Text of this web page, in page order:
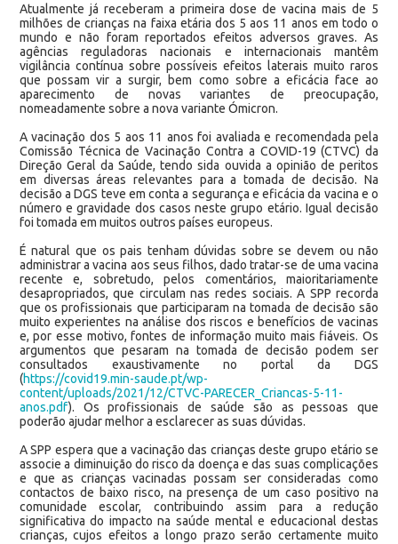
Atualmente já receberam a primeira dose de vacina mais de 5
milhões de crianças na faixa etária dos 5 aos 11 anos em todo o
mundo e não foram reportados efeitos adversos graves. As
agências reguladoras nacionais e internacionais mantêm
vigilância contínua sobre possíveis efeitos laterais muito raros
que possam vir a surgir, bem como sobre a eficácia face ao
aparecimento de novas variantes de preocupação,
nomeadamente sobre a nova variante Ómicron.
A vacinação dos 5 aos 11 anos foi avaliada e recomendada pela
Comissão Técnica de Vacinação Contra a COVID-19 (CTVC) da
Direção Geral da Saúde, tendo sida ouvida a opinião de peritos
em diversas áreas relevantes para a tomada de decisão. Na
decisão a DGS teve em conta a segurança e eficácia da vacina e o
número e gravidade dos casos neste grupo etário. Igual decisão
foi tomada em muitos outros países europeus.
É natural que os pais tenham dúvidas sobre se devem ou não
administrar a vacina aos seus filhos, dado tratar-se de uma vacina
recente e, sobretudo, pelos comentários, maioritariamente
desapropriados, que circulam nas redes sociais. A SPP recorda
que os profissionais que participaram na tomada de decisão são
muito experientes na análise dos riscos e benefícios de vacinas
e, por esse motivo, fontes de informação muito mais fiáveis. Os
argumentos que pesaram na tomada de decisão podem ser
consultados exaustivamente no portal da DGS
(https://covid19.min-saude.pt/wp-
content/uploads/2021/12/CTVC-PARECER_Criancas-5-11-
anos.pdf). Os profissionais de saúde são as pessoas que
poderão ajudar melhor a esclarecer as suas dúvidas.
A SPP espera que a vacinação das crianças deste grupo etário se
associe a diminuição do risco da doença e das suas complicações
e que as crianças vacinadas possam ser consideradas como
contactos de baixo risco, na presença de um caso positivo na
comunidade escolar, contribuindo assim para a redução
significativa do impacto na saúde mental e educacional destas
crianças, cujos efeitos a longo prazo serão certamente muito